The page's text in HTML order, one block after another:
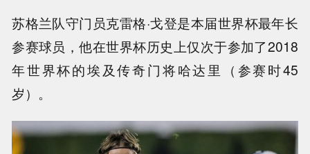
苏格兰队守门员克雷格·戈登是本届世界杯最年长
参赛球员，他在世界杯历史上仅次于参加了2018
年世界杯的埃及传奇门将哈达里（参赛时45
岁）。